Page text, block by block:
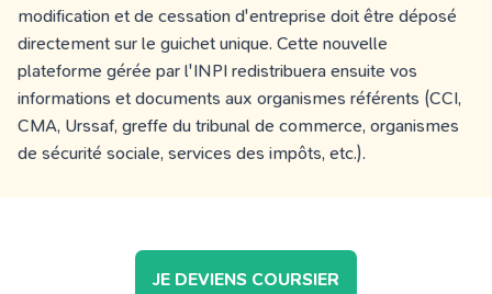
modification et de cessation d'entreprise doit être déposé
directement sur le guichet unique. Cette nouvelle
plateforme gérée par l'INPI redistribuera ensuite vos
informations et documents aux organismes référents (CCI,
CMA, Urssaf, greffe du tribunal de commerce, organismes
de sécurité sociale, services des impôts, etc.).
JE DEVIENS COURSIER